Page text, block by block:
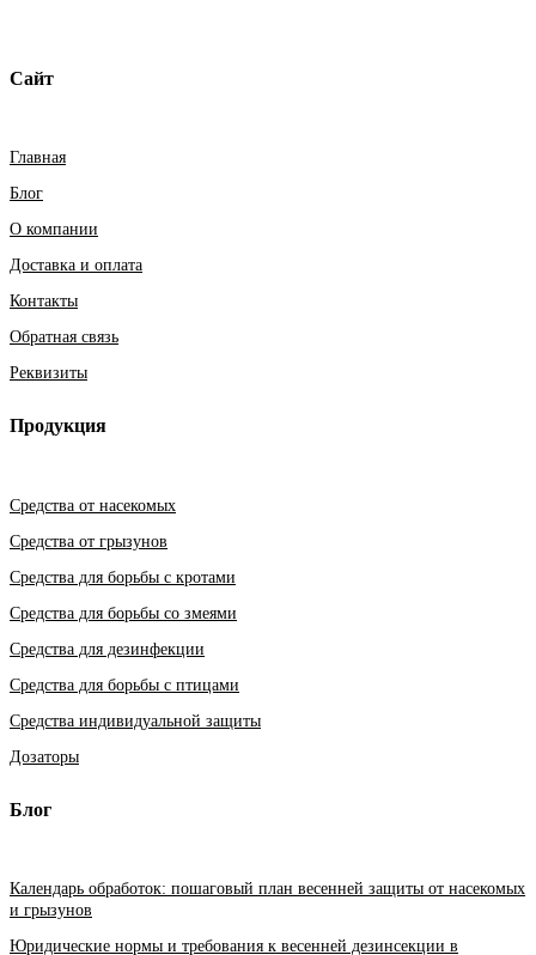
Сайт
Главная
Блог
О компании
Доставка и оплата
Контакты
Обратная связь
Реквизиты
Продукция
Средства от насекомых
Средства от грызунов
Средства для борьбы с кротами
Средства для борьбы со змеями
Средства для дезинфекции
Средства для борьбы с птицами
Средства индивидуальной защиты
Дозаторы
Блог
Календарь обработок: пошаговый план весенней защиты от насекомых
и грызунов
Юридические нормы и требования к весенней дезинсекции в